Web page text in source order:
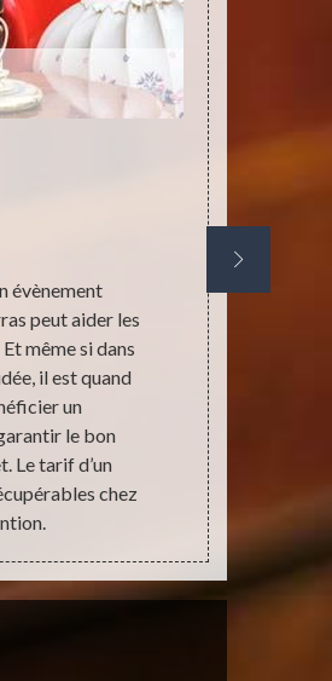
évènement
peut aider les
même si dans
il est quand
un
le bon
Le tarif d’un
chez
Stephane